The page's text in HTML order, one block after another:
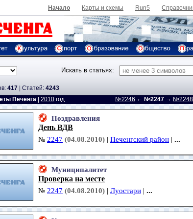
Начало Карты и схемы Run5
Искать в статьях:
417 | Cтатей: 4243
Печенга
2010 год №2246 ← №2247 → №2248
Поздравления
День ВДВ
№ 2247 (04.08.2010) | Печенгский район | ...
Муниципалитет
Проверка на месте
№ 2247 (04.08.2010) | Луостари | ...